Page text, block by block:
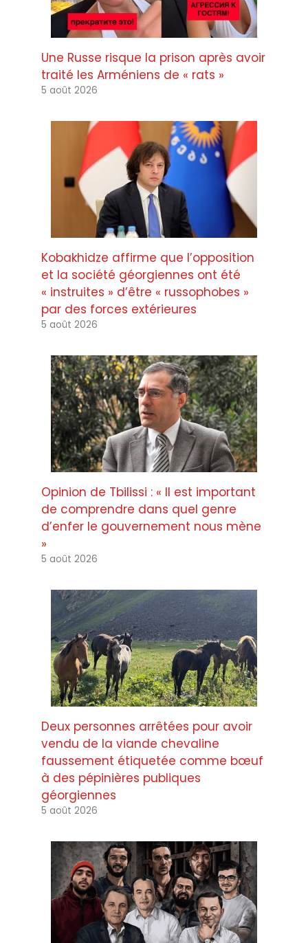
Une Russe risque la prison après avoir
traité les Arméniens de « rats »
5 août 2026
Kobakhidze affirme que l’opposition
et la société géorgiennes ont été
« instruites » d’être « russophobes »
par des forces extérieures
5 août 2026
Opinion de Tbilissi : « Il est important
de comprendre dans quel genre
d’enfer le gouvernement nous mène
»
5 août 2026
Deux personnes arrêtées pour avoir
vendu de la viande chevaline
faussement étiquetée comme bœuf
à des pépinières publiques
géorgiennes
5 août 2026